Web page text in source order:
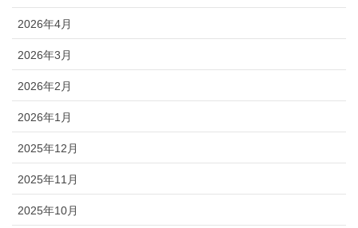
2026年4月
2026年3月
2026年2月
2026年1月
2025年12月
2025年11月
2025年10月